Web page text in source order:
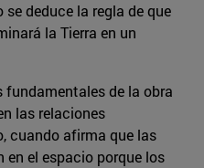
deduce la regla de que
la Tierra en un
fundamentales de la obra
las relaciones
cuando afirma que las
en el espacio porque los